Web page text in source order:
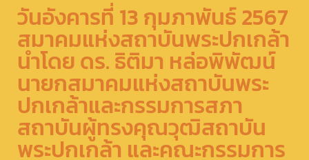
วันอังคารที่ 13 กุมภาพันธ์ 2567
สมาคมแห่งสถาบันพระปกเกล้า
นำโดย ดร. ธิติมา หล่อพิพัฒน์
นายกสมาคมแห่งสถาบันพระ
ปกเกล้าและกรรมการสภา
สถาบันผู้ทรงคุณวุฒิสถาบัน
พระปกเกล้า และคณะกรรมการ